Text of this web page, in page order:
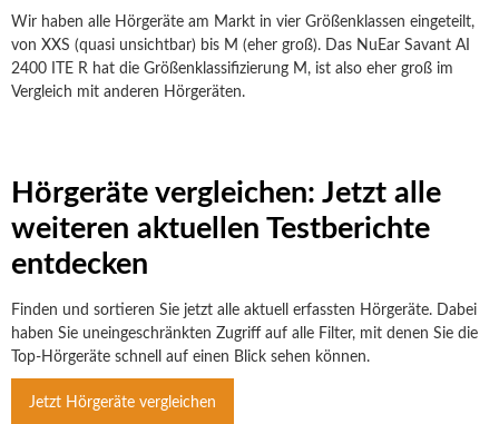
Wir haben alle Hörgeräte am Markt in vier Größenklassen eingeteilt,
von XXS (quasi unsichtbar) bis M (eher groß). Das NuEar Savant AI
2400 ITE R hat die Größenklassifizierung M, ist also eher groß im
Vergleich mit anderen Hörgeräten.
Hörgeräte vergleichen: Jetzt alle
weiteren aktuellen Testberichte
entdecken
Finden und sortieren Sie jetzt alle aktuell erfassten Hörgeräte. Dabei
haben Sie uneingeschränkten Zugriff auf alle Filter, mit denen Sie die
Top-Hörgeräte schnell auf einen Blick sehen können.
Jetzt Hörgeräte vergleichen